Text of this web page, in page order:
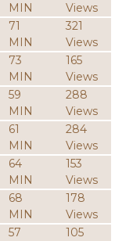
MIN
Views
71
MIN
321
Views
73
MIN
165
Views
59
MIN
288
Views
61
MIN
284
Views
64
MIN
153
Views
68
MIN
178
Views
57
105